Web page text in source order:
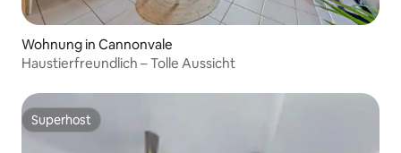
Wohnung in Cannonvale
Haustierfreundlich – Tolle Aussicht
Superhost
Superhost